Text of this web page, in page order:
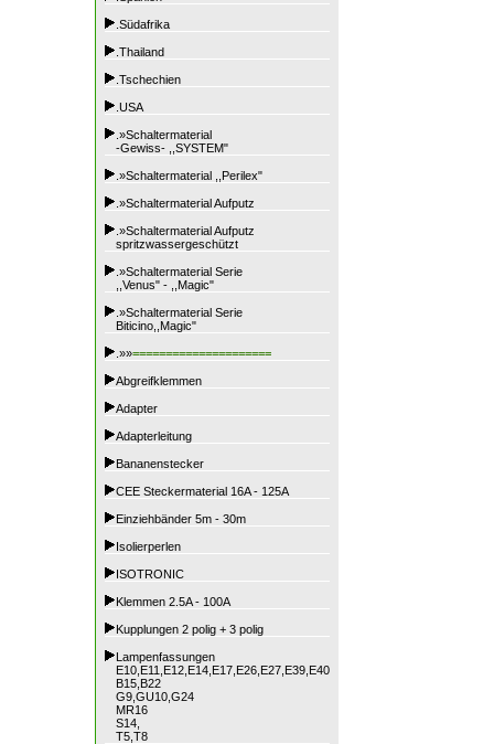
.Südafrika
.Thailand
.Tschechien
.USA
.»Schaltermaterial
-Gewiss- ,,SYSTEM"
.»Schaltermaterial ,,Perilex"
.»Schaltermaterial Aufputz
.»Schaltermaterial Aufputz
spritzwassergeschützt
.»Schaltermaterial Serie
,,Venus" - ,,Magic"
.»Schaltermaterial Serie
Biticino,,Magic"
.»»=====================
Abgreifklemmen
Adapter
Adapterleitung
Bananenstecker
CEE Steckermaterial 16A - 125A
Einziehbänder 5m - 30m
Isolierperlen
ISOTRONIC
Klemmen 2.5A - 100A
Kupplungen 2 polig + 3 polig
Lampenfassungen
E10,E11,E12,E14,E17,E26,E27,E39,E40
B15,B22
G9,GU10,G24
MR16
S14,
T5,T8